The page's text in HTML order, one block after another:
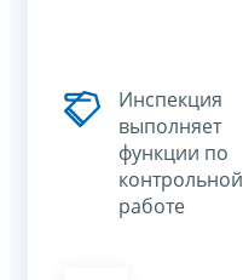
Инспекция
выполняет
функции по
контрольной
работе